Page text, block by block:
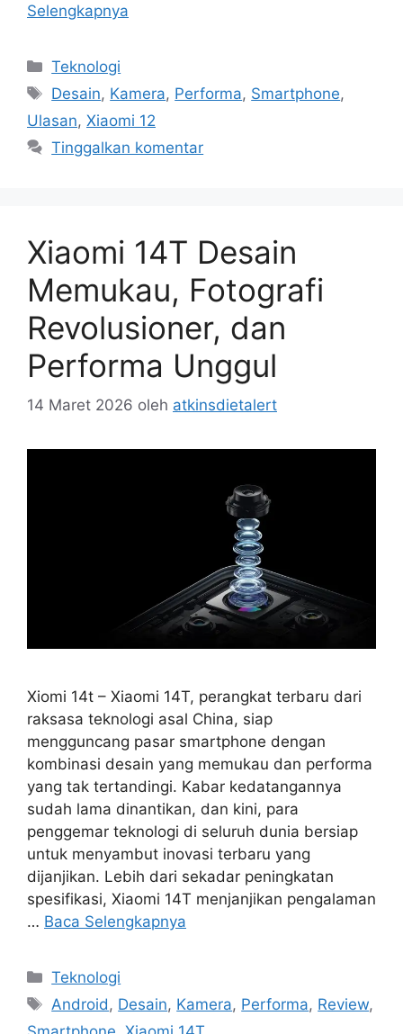
Selengkapnya
Kategori
Teknologi
Tag
Desain, Kamera, Performa, Smartphone,
Ulasan, Xiaomi 12
Tinggalkan komentar
Xiaomi 14T Desain
Memukau, Fotografi
Revolusioner, dan
Performa Unggul
14 Maret 2026 oleh atkinsdietalert
Xiomi 14t – Xiaomi 14T, perangkat terbaru dari
raksasa teknologi asal China, siap
mengguncang pasar smartphone dengan
kombinasi desain yang memukau dan performa
yang tak tertandingi. Kabar kedatangannya
sudah lama dinantikan, dan kini, para
penggemar teknologi di seluruh dunia bersiap
untuk menyambut inovasi terbaru yang
dijanjikan. Lebih dari sekadar peningkatan
spesifikasi, Xiaomi 14T menjanjikan pengalaman
… Baca Selengkapnya
Kategori
Teknologi
Tag
Android, Desain, Kamera, Performa, Review,